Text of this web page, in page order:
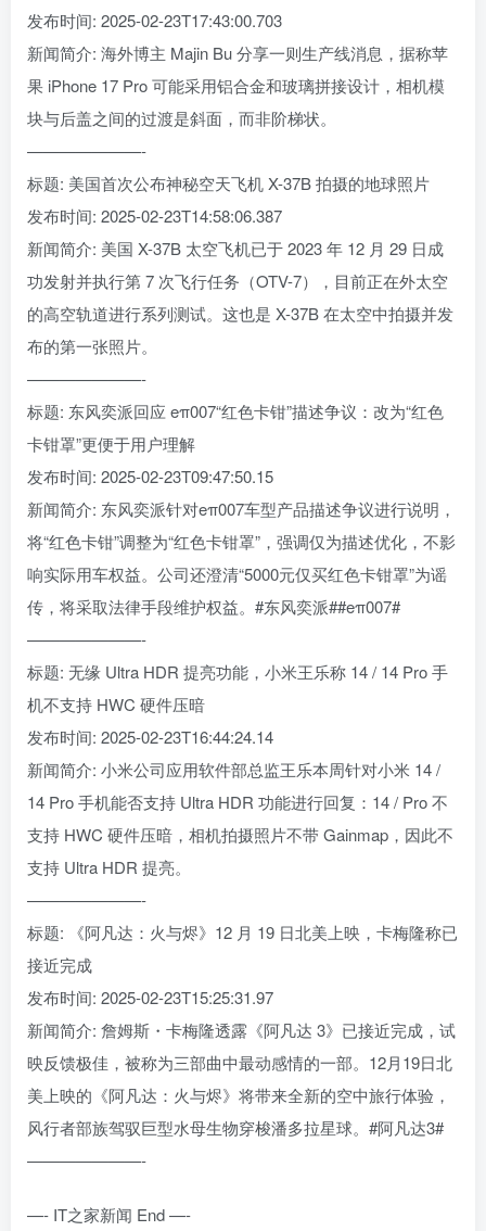
发布时间: 2025-02-23T17:43:00.703
新闻简介: 海外博主 Majin Bu 分享一则生产线消息，据称苹
果 iPhone 17 Pro 可能采用铝合金和玻璃拼接设计，相机模
块与后盖之间的过渡是斜面，而非阶梯状。
———————-
标题: 美国首次公布神秘空天飞机 X-37B 拍摄的地球照片
发布时间: 2025-02-23T14:58:06.387
新闻简介: 美国 X-37B 太空飞机已于 2023 年 12 月 29 日成
功发射并执行第 7 次飞行任务（OTV-7），目前正在外太空
的高空轨道进行系列测试。这也是 X-37B 在太空中拍摄并发
布的第一张照片。
———————-
标题: 东风奕派回应 eπ007“红色卡钳”描述争议：改为“红色
卡钳罩”更便于用户理解
发布时间: 2025-02-23T09:47:50.15
新闻简介: 东风奕派针对eπ007车型产品描述争议进行说明，
将“红色卡钳”调整为“红色卡钳罩”，强调仅为描述优化，不影
响实际用车权益。公司还澄清“5000元仅买红色卡钳罩”为谣
传，将采取法律手段维护权益。#东风奕派##eπ007#
———————-
标题: 无缘 Ultra HDR 提亮功能，小米王乐称 14 / 14 Pro 手
机不支持 HWC 硬件压暗
发布时间: 2025-02-23T16:44:24.14
新闻简介: 小米公司应用软件部总监王乐本周针对小米 14 /
14 Pro 手机能否支持 Ultra HDR 功能进行回复：14 / Pro 不
支持 HWC 硬件压暗，相机拍摄照片不带 Gainmap，因此不
支持 Ultra HDR 提亮。
———————-
标题: 《阿凡达：火与烬》12 月 19 日北美上映，卡梅隆称已
接近完成
发布时间: 2025-02-23T15:25:31.97
新闻简介: 詹姆斯・卡梅隆透露《阿凡达 3》已接近完成，试
映反馈极佳，被称为三部曲中最动感情的一部。12月19日北
美上映的《阿凡达：火与烬》将带来全新的空中旅行体验，
风行者部族驾驭巨型水母生物穿梭潘多拉星球。#阿凡达3#
———————-
—- IT之家新闻 End —-